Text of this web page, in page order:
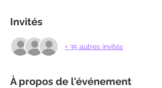
Invités
+ 35 autres invités
À propos de l'événement